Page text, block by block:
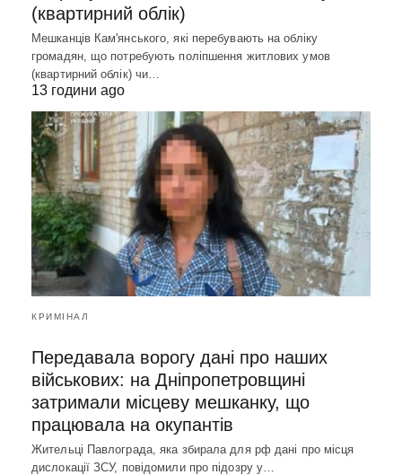
(квартирний облік)
Мешканців Кам'янського, які перебувають на обліку
громадян, що потребують поліпшення житлових умов
(квартирний облік) чи…
13 години ago
КРИМІНАЛ
Передавала ворогу дані про наших
військових: на Дніпропетровщині
затримали місцеву мешканку, що
працювала на окупантів
Жительці Павлограда, яка збирала для рф дані про місця
дислокації ЗСУ, повідомили про підозру у…